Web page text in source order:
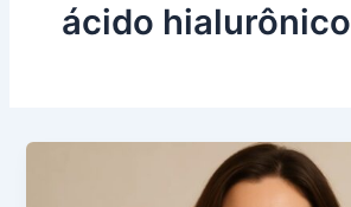
ácido hialurônico